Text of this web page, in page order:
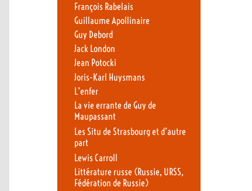
François Rabelais
Guillaume Apollinaire
Guy Debord
Jack London
Jean Potocki
Joris-Karl Huysmans
L’enfer
La vie errante de Guy de
Maupassant
Les Situ de Strasbourg et d’autre
part
Lewis Carroll
Littérature russe (Russie, URSS,
Fédération de Russie)